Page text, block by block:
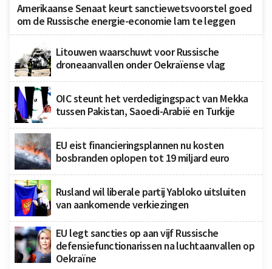
Amerikaanse Senaat keurt sanctiewetsvoorstel goed
om de Russische energie-economie lam te leggen
Litouwen waarschuwt voor Russische
droneaanvallen onder Oekraïense vlag
OIC steunt het verdedigingspact van Mekka
tussen Pakistan, Saoedi-Arabië en Turkije
EU eist financieringsplannen nu kosten
bosbranden oplopen tot 19 miljard euro
Rusland wil liberale partij Yabloko uitsluiten
van aankomende verkiezingen
EU legt sancties op aan vijf Russische
defensiefunctionarissen na luchtaanvallen op
Oekraïne